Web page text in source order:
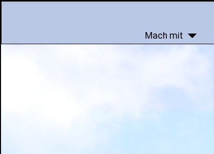
Mach mit